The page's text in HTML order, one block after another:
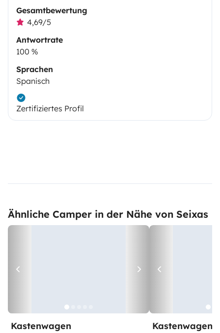
Gesamtbewertung
4,69/5
Antwortrate
100 %
Sprachen
Spanisch
Zertifiziertes Profil
Ähnliche Camper in der Nähe von Seixas
Kastenwagen Kastenwagen